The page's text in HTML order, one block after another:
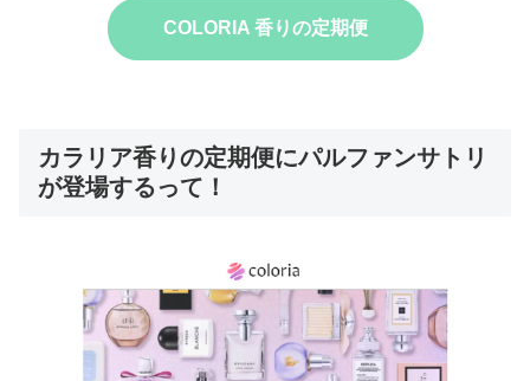
COLORIA 香りの定期便
カラリア香りの定期便にパルファンサトリ
が登場するって！